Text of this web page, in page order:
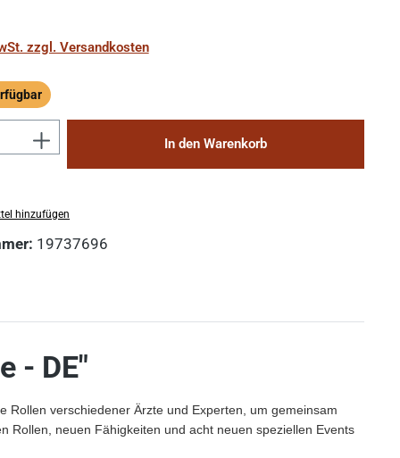
zzgl. Versandkosten
Anzahl: Gib den gewünschten Wert
In den Warenkorb
hinzufügen
19737696
- DE"
Rollen verschiedener Ärzte und Experten, um gemeinsam
Rollen, neuen Fähigkeiten und acht neuen speziellen Events